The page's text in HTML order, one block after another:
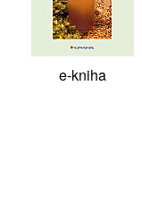
e-kniha